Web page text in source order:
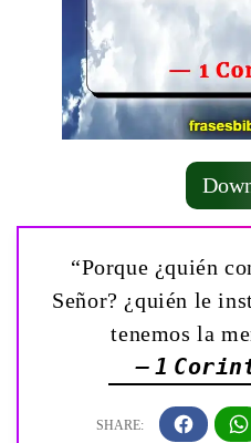
“Porque ¿quién
Señor? ¿quién le
tenemos la
— 1